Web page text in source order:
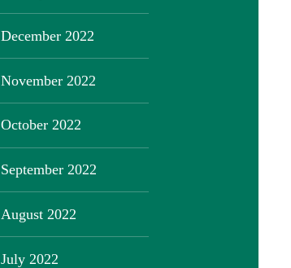
December 2022
November 2022
October 2022
September 2022
August 2022
July 2022